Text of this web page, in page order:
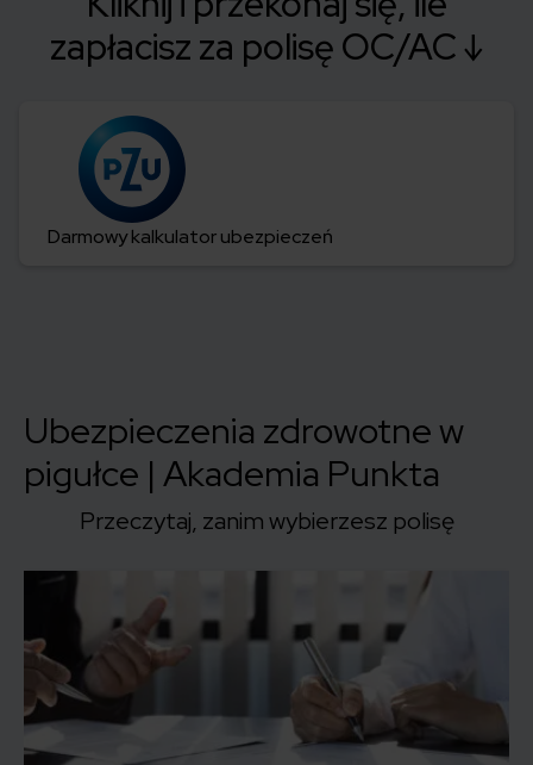
zapłacisz za polisę OC/AC ↓
Darmowy kalkulator ubezpieczeń
Ubezpieczenia zdrowotne w
pigułce | Akademia Punkta
Przeczytaj, zanim wybierzesz polisę